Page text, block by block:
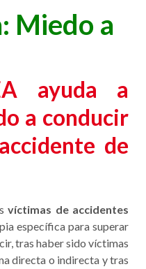
Miedo a
ayuda a
a conducir
de
víctimas de accidentes
específica para superar
tras haber sido víctimas
directa o indirecta y tras